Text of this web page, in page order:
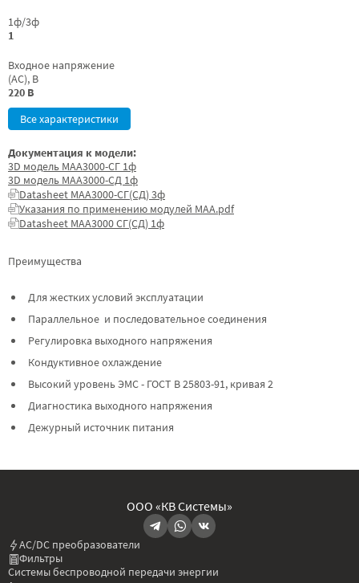
1ф/3ф
1
Входное напряжение
(AC), В
220 В
Все характеристики
Преимущества
Для жестких условий эксплуатации
Параллельное и последовательное соединения
Регулировка выходного напряжения
Кондуктивное охлаждение
Высокий уровень ЭМС - ГОСТ В 25803-91, кривая 2
Диагностика выходного напряжения
Дежурный источник питания
Документация к модели:
3D модель МАА3000-СГ 1ф
3D модель МАА3000-СД 1ф
Datasheet МАА3000-СГ(СД) 3ф
Указания по применению модулей МАА.pdf
Datasheet МАА3000 СГ(СД) 1ф
ООО «КВ Системы»
AC/DC преобразователи
Фильтры
Системы беспроводной передачи энергии